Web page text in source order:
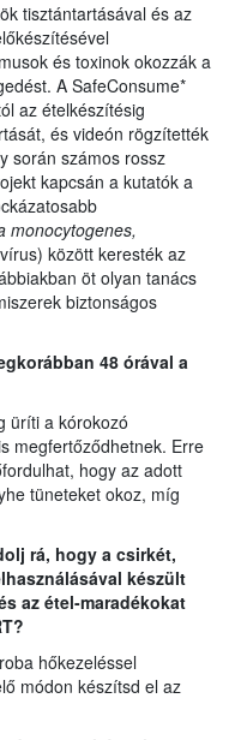
tisztántartásával és az
és toxinok okozzák a
A SafeConsume*
az ételkészítésig
és videón rögzítették
során számos rossz
kapcsán a kutatók a
monocytogenes,
között keresték az
öt olyan tanács
biztonságos
48 órával a
üríti a kórokozó
megfertőződhetnek. Erre
hogy az adott
tüneteket okoz, míg
rá, hogy a csirkét,
készült
az étel-maradékokat
hőkezeléssel
módon készítsd el az